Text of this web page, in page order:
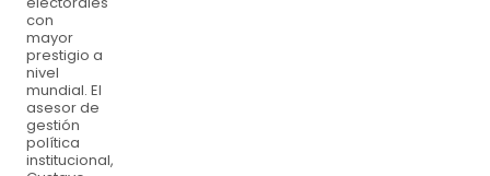
con
mayor
prestigio a
nivel
mundial. El
asesor de
gestión
política
institucional,